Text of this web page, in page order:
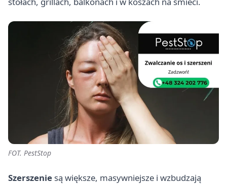
FOT. PestStop
Szerszenie są większe, masywniejsze i wzbudzają